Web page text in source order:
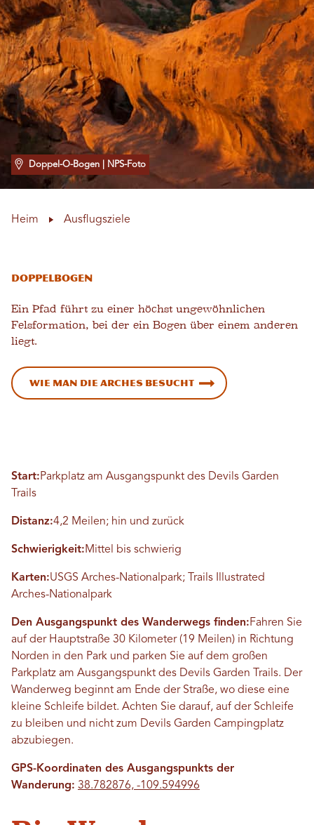
Doppel-O-Bogen | NPS-Foto
Heim Ausflugsziele
Doppelbogen
Ein Pfad führt zu einer höchst ungewöhnlichen
Felsformation, bei der ein Bogen über einem anderen
liegt.
Wie man die Arches besucht
Start:Parkplatz am Ausgangspunkt des Devils Garden
Trails
Distanz:4,2 Meilen; hin und zurück
Schwierigkeit: Mittel bis schwierig
Karten:USGS Arches-Nationalpark; Trails Illustrated
Arches-Nationalpark
Den Ausgangspunkt des Wanderwegs finden:Fahren Sie
auf der Hauptstraße 30 Kilometer (19 Meilen) in Richtung
Norden in den Park und parken Sie auf dem großen
Parkplatz am Ausgangspunkt des Devils Garden Trails. Der
Wanderweg beginnt am Ende der Straße, wo diese eine
kleine Schleife bildet. Achten Sie darauf, auf der Schleife
zu bleiben und nicht zum Devils Garden Campingplatz
abzubiegen.
GPS-Koordinaten des Ausgangspunkts der
Wanderung: 38.782876, -109.594996